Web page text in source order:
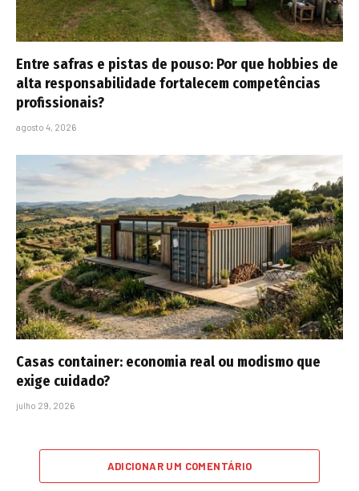
Entre safras e pistas de pouso: Por que hobbies de
alta responsabilidade fortalecem competências
profissionais?
agosto 4, 2026
Casas container: economia real ou modismo que
exige cuidado?
julho 29, 2026
ADICIONAR UM COMENTÁRIO